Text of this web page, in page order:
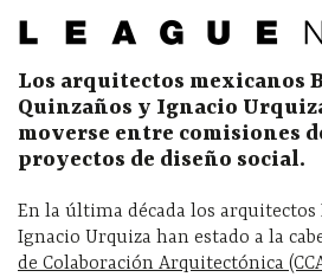
Los arquitectos mexicanos
Quinzaños y Ignacio
moverse entre comisiones
proyectos de diseño social.
En la última década los arquitectos
Ignacio Urquiza han estado a la
de Colaboración Arquitectónica